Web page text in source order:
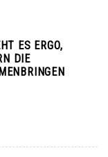
ES ERGO,
DIE